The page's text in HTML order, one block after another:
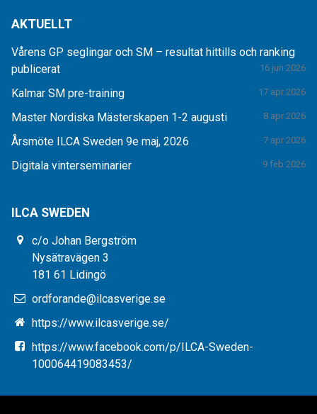
AKTUELLT
Vårens GP seglingar och SM – resultat hittills och ranking
publicerat
16 jun 2026
Kalmar SM pre-training 17 apr 2026
Master Nordiska Mästerskapen 1-2 augusti 8 apr 2026
Årsmöte ILCA Sweden 9e maj, 2026 7 apr 2026
Digitala vinterseminarier 9 feb 2026
ILCA SWEDEN
c/o Johan Bergström
Nysätravägen 3
181 61 Lidingö
ordforande@ilcasverige.se
https://www.ilcasverige.se/
https://www.facebook.com/p/ILCA-Sweden-
100064419083453/